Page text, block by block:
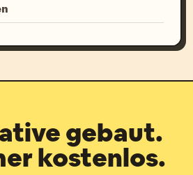
gebaut.
kostenlos.